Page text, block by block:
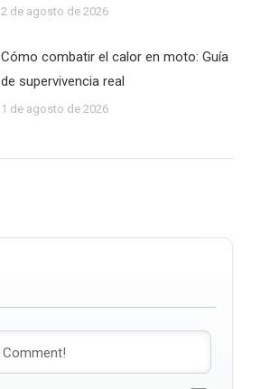
2 de agosto de 2026
Cómo combatir el calor en moto: Guía
de supervivencia real
1 de agosto de 2026